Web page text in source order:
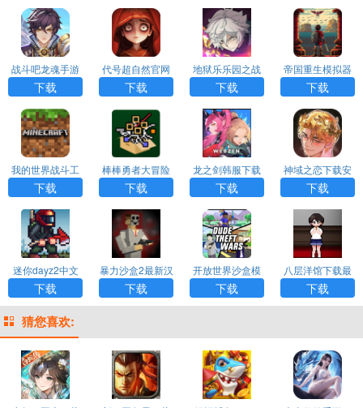
战斗吧龙魂手游
官网版下载
下载
代号超自然官网
版下载最新版
下载
地狱乐乐园之战
手游下载安装最
新版
下载
帝国重生模拟器
官方版下载安装
最新
下载
我的世界战斗工
艺枪械模组下载
下载
棒棒勇者大冒险
下载
下载
龙之剑韩服下载
官网版手机版
下载
神域之恋下载安
装手机版
下载
迷你dayz2中文
版下载
下载
暴力沙盒2最新汉
化手游下载
下载
开放世界沙盒模
拟器Dude Theft
Wars下载
下载
八层洋馆下载最
新版本
下载
猜您喜欢: